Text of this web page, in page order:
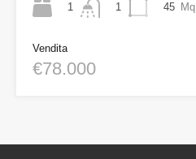
1
1
45 Mq
Vendita
€78.000